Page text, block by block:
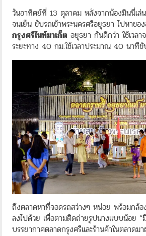
วันอาทิตย์ที่ 13 ตุลาคม หลังจากน้องมินนี่เล่
จนเย็น ขับรถเข้าพระนครศรีอยุธยา ไปหาข
กรุงศรีไนท์มาเก็ต อยุธยา กันดีกว่า ใช้เวล
ระยะทาง 40 กม.ใช้เวลาประมาณ 40 นาที
ถึงตลาดหาที่จอดรถสว่างๆ หน่อย พร้อมกล้
ลงไปด้วย เพื่อตามติดถ่ายรูปนางแบบน้อย “
บรรยากาศตลาดกรุงศรีและร้านค้าในตลาดม